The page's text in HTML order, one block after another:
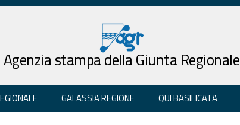
Agenzia stampa della Giunta Regionale
GALASSIA REGIONE QUI BASILICATA